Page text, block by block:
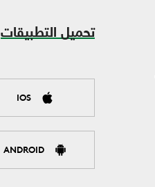
تحميل التطبيقات
IOS
ANDROID